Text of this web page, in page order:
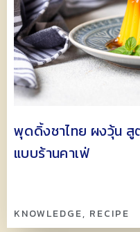
พุดดิ้งชาไทย ผงวุ้น สู
แบบร้านคาเฟ่
KNOWLEDGE, RECIPE